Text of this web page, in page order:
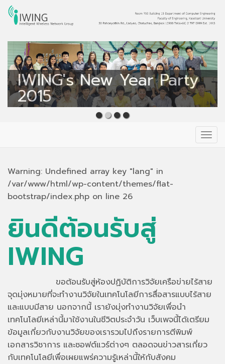
IWING
Intelligent Wireless
Network Group
IWING's New Year Party
2015
Menu
Warning: Undefined array key "lang" in
/var/www/html/wp-content/themes/flat-
bootstrap/index.php on line 26
ยินดีต้อนรับสู่
IWING
ขอต้อนรับสู่ห้องปฏิบัติการวิจัยเครือข่ายไร้สาย
จุดมุ่งหมายที่จะทำงานวิจัยในเทคโนโลยีการสื่อสารแบบไร้สาย
และแบบมีสาย นอกจากนี้ เรายังมุ่งทำงานวิจัยเพื่อนำ
เทคโนโลยีเหล่านี้มาใช้งานในชีวิตประจำวัน เว็บเพจนี้ได้เตรียม
ข้อมูลเกี่ยวกับงานวิจัยของเรารวมไปถึงรายการตีพิมพ์
เอกสารวิชาการ และซอฟต์แวร์ต่างๆ ตลอดจนข่าวสารเกี่ยว
กับเทคโนโลยีเพื่อเผยแพร่ความรู้เหล่านี้ให้กับสังคม